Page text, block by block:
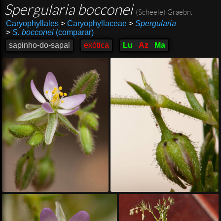
Spergularia bocconei (Scheele) Graebn.
Caryophyllales >Caryophyllaceae > Spergularia
> S. bocconei(comparar)
sapinho-do-sapal
exótica Lu Az Ma